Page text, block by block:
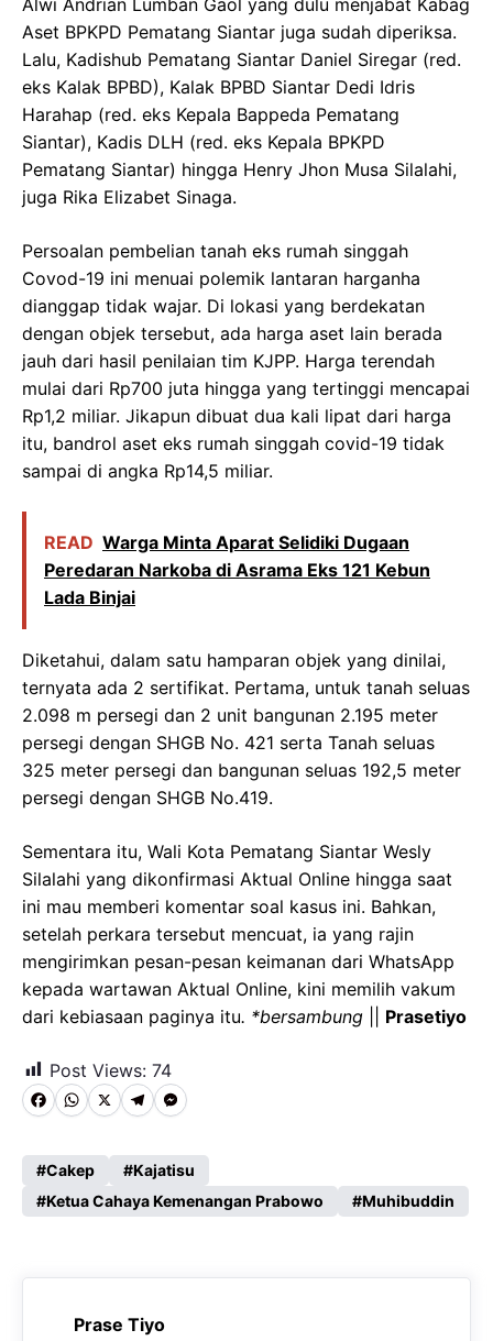
Aset BPKPD Pematang Siantar juga sudah diperiksa.
Lalu, Kadishub Pematang Siantar Daniel Siregar (red.
eks Kalak BPBD), Kalak BPBD Siantar Dedi Idris
Harahap (red. eks Kepala Bappeda Pematang
Siantar), Kadis DLH (red. eks Kepala BPKPD
Pematang Siantar) hingga Henry Jhon Musa Silalahi,
juga Rika Elizabet Sinaga.
Persoalan pembelian tanah eks rumah singgah
Covod-19 ini menuai polemik lantaran harganha
dianggap tidak wajar. Di lokasi yang berdekatan
dengan objek tersebut, ada harga aset lain berada
jauh dari hasil penilaian tim KJPP. Harga terendah
mulai dari Rp700 juta hingga yang tertinggi mencapai
Rp1,2 miliar. Jikapun dibuat dua kali lipat dari harga
itu, bandrol aset eks rumah singgah covid-19 tidak
sampai di angka Rp14,5 miliar.
READ Warga Minta Aparat Selidiki Dugaan
Peredaran Narkoba di Asrama Eks 121 Kebun
Lada Binjai
Diketahui, dalam satu hamparan objek yang dinilai,
ternyata ada 2 sertifikat. Pertama, untuk tanah seluas
2.098 m persegi dan 2 unit bangunan 2.195 meter
persegi dengan SHGB No. 421 serta Tanah seluas
325 meter persegi dan bangunan seluas 192,5 meter
persegi dengan SHGB No.419.
Sementara itu, Wali Kota Pematang Siantar Wesly
Silalahi yang dikonfirmasi Aktual Online hingga saat
ini mau memberi komentar soal kasus ini. Bahkan,
setelah perkara tersebut mencuat, ia yang rajin
mengirimkan pesan-pesan keimanan dari WhatsApp
kepada wartawan Aktual Online, kini memilih vakum
dari kebiasaan paginya itu. *bersambung Prasetiyo
Post Views: 74
F
c
e
o
W
a
t
A
p
X T
l
e
r
a
M
s
s
n
g
Cakep
Kajatisu
Ketua Cahaya Kemenangan Prabowo
Muhibuddin
Prase Tiyo